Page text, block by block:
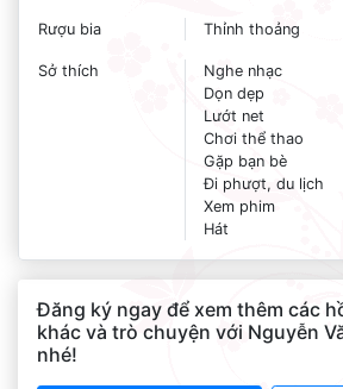
Rượu bia Thỉnh thoảng
Sở thích
Nghe nhạc
Dọn dẹp
Lướt net
Chơi thể thao
Gặp bạn bè
Đi phượt, du lịch
Xem phim
Hát
Đăng ký ngay để xem thêm các
khác và trò chuyện với Nguyễn
nhé!